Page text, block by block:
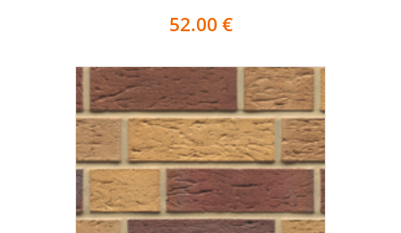
52.00 €